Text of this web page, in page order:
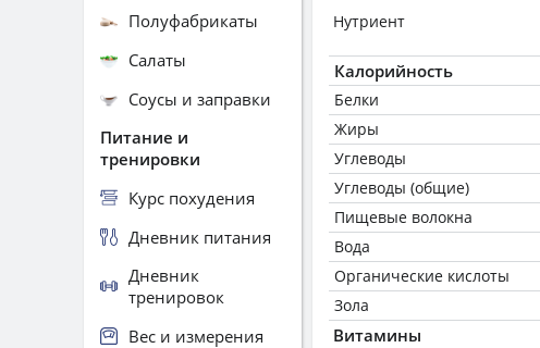
Нутриент
Калорийность
Белки
Жиры
Углеводы
Углеводы (общие)
Пищевые волокна
Вода
Органические кислоты
Зола
Витамины
Полуфабрикаты
Салаты
Соусы и заправки
Питание и
тренировки
Курс похудения
Дневник питания
Дневник
тренировок
Вес и измерения